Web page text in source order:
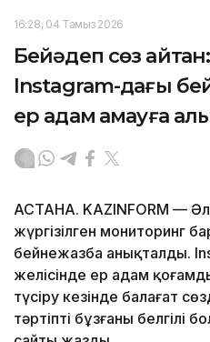
16:28, 04 Тамыз 2026
Бейәдеп сөз
Instagram-дағы
ер адам қамауға
АСТАНА. KAZINFORM —
жүргізілген мониторинг
бейнежазба анықталды.
желісінде ер адам
түсіру кезінде балағат
тәртіпті бұзғаны белгілі